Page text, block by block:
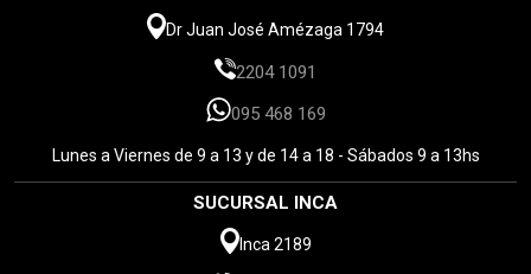
Dr Juan José Amézaga 1794
2204 1091
095 468 169
Lunes a Viernes de 9 a 13 y de 14 a 18 - Sábados 9 a 13hs
SUCURSAL INCA
Inca 2189